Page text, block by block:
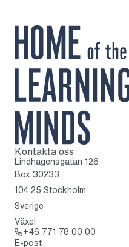
Till startsidan
Kontakta oss
Lindhagensgatan 126
Box 30233
104 25 Stockholm
Sverige
Växel
+46 771 78 00 00
E-post